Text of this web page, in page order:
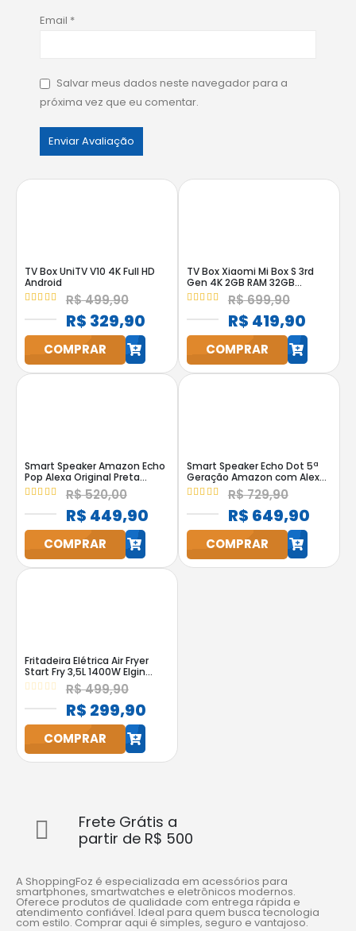
Email *
Salvar meus dados neste navegador para a
próxima vez que eu comentar.
h
TV Box UniTV V10 4K Full HD
Android
R$499,90
R$ 329,90
COMPRAR
h
TV Box Xiaomi Mi Box S 3rd
Gen 4K 2GB RAM 32GB
Google Assistente
R$699,90
R$ 419,90
COMPRAR
h
Smart Speaker Amazon Echo
Pop Alexa Original Preta
BluetoothR$520,00
R$ 449,90
COMPRAR
h
Smart Speaker Echo Dot 5ª
Geração Amazon com Alexa
Preta
R$729,90
R$ 649,90
COMPRAR
h
Fritadeira Elétrica Air Fryer
Start Fry 3,5L 1400W Elgin
Preta
R$499,90
R$ 299,90
COMPRAR
Frete Grátis a
partir de R$ 500
A ShoppingFoz é especializada em acessórios para
smartphones, smartwatches e eletrônicos modernos.
Oferece produtos de qualidade com entrega rápida e
atendimento confiável. Ideal para quem busca tecnologia
com estilo. Comprar aqui é simples, seguro e vantajoso.